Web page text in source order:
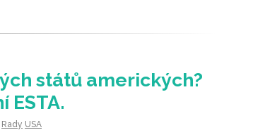
států amerických?
ESTA.
Rady USA